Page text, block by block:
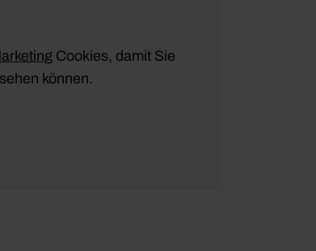
Cookies, damit Sie
können.